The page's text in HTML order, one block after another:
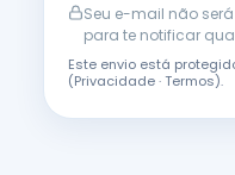
Seu e-mail não
para te notificar
Este envio está
(Privacidade·Termos).